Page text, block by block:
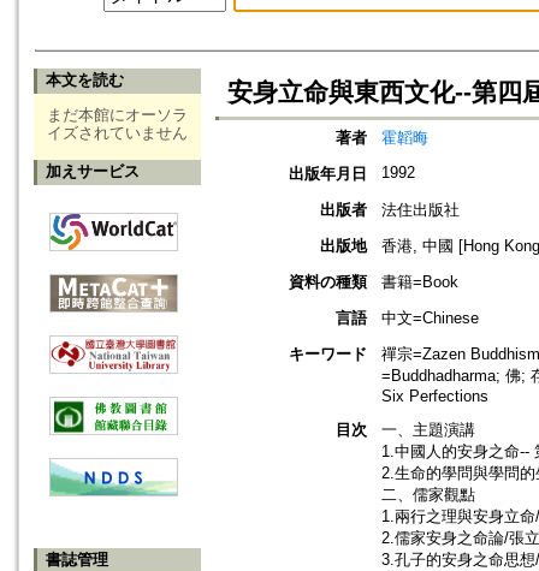
本文を読む
まだ本館にオーソラ
イズされていません
加えサービス
書誌管理
安身立命與東西文化--第四
著者
霍韜晦
出版年月日
1992
出版者
法住出版社
出版地
香港, 中國 [Hong
資料の種類
書籍=Book
言語
中文=Chinese
キーワード
禪宗=Zazen
=Buddhadharma; 佛;
Six Perfections
目次
一、主題演講
1.中國人的安身之命--
2.生命的學問與學問
二、儒家觀點
1.兩行之理與安身立
2.儒家安身之命論/張
3.孔子的安身之命思